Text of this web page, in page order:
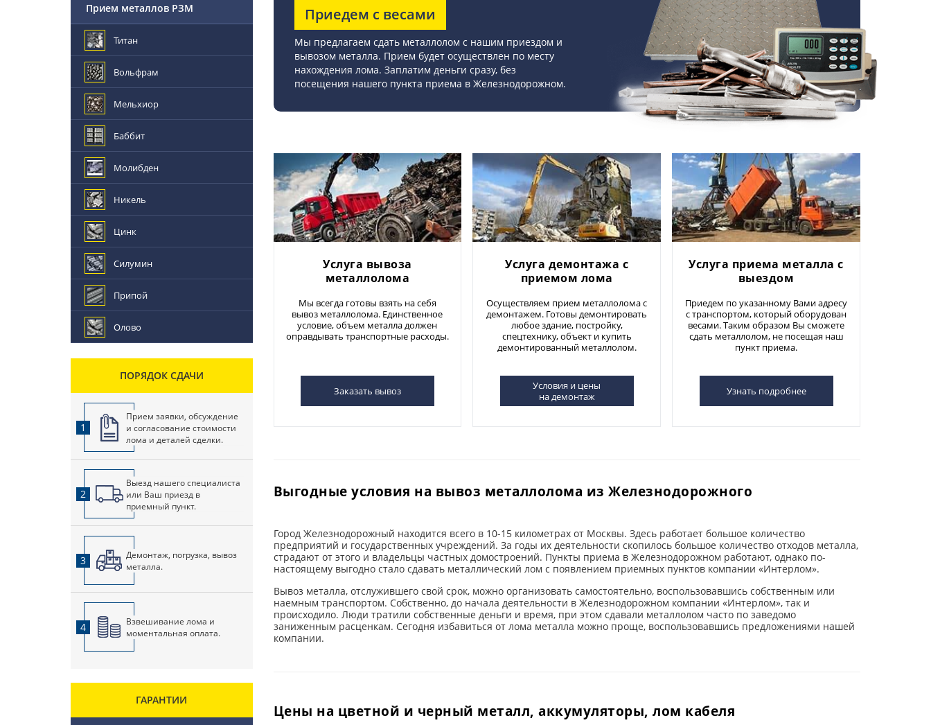
Приедем с весами
Мы предлагаем сдать металлолом с нашим приездом и
вывозом металла. Прием будет осуществлен по месту
нахождения лома. Заплатим деньги сразу, без
посещения нашего пункта приема в Железнодорожном.
Услуга вывоза
металлолома
Мы всегда готовы взять на себя
вывоз металлолома. Единственное
условие, объем металла должен
оправдывать транспортные расходы.
Заказать вывоз
Услуга демонтажа с
приемом лома
Осуществляем прием металлолома с
демонтажем. Готовы демонтировать
любое здание, постройку,
спецтехнику, объект и купить
демонтированный металлолом.
Условия и цены
на демонтаж
Услуга приема металла с
выездом
Приедем по указанному Вами адресу
с транспортом, который оборудован
весами. Таким образом Вы сможете
сдать металлолом, не посещая наш
пункт приема.
Узнать подробнее
Выгодные условия на вывоз металлолома из Железнодорожного
Город Железнодорожный находится всего в 10-15 километрах от Москвы. Здесь работает большое количество
предприятий и государственных учреждений. За годы их деятельности скопилось большое количество отходов металла,
страдают от этого и владельцы частных домостроений. Пункты приема в Железнодорожном работают, однако по-
настоящему выгодно стало сдавать металлический лом с появлением приемных пунктов компании «Интерлом».
Вывоз металла, отслужившего свой срок, можно организовать самостоятельно, воспользовавшись собственным или
наемным транспортом. Собственно, до начала деятельности в Железнодорожном компании «Интерлом», так и
происходило. Люди тратили собственные деньги и время, при этом сдавали металлолом часто по заведомо
заниженным расценкам. Сегодня избавиться от лома металла можно проще, воспользовавшись предложениями нашей
компании.
Цены на цветной и черный металл, аккумуляторы, лом кабеля
Прием металлов РЗМ
Титан
Вольфрам
Мельхиор
Баббит
Молибден
Никель
Цинк
Силумин
Припой
Олово
ПОРЯДОК СДАЧИ
1
Прием заявки, обсуждение
и согласование стоимости
лома и деталей сделки.
2
Выезд нашего специалиста
или Ваш приезд в
приемный пункт.
3
Демонтаж, погрузка, вывоз
металла.
4
Взвешивание лома и
моментальная оплата.
ГАРАНТИИ